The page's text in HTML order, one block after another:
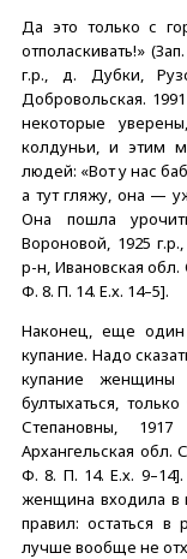
Да это только с
отполаскивать!»
г.р., д. Дубки,
Добровольская.
некоторые
колдуньи, и этим
людей: «Вот у нас
а тут гляжу, она —
Она пошла
Вороновой, 1925
р-н, Ивановская обл.
Ф. 8. П. 14. Е.х. 14–5].
Наконец, еще
купание. Надо
купание
бултыхаться,
Степановны,
Архангельская обл.
Ф. 8. П. 14. Е.х.
женщина входила в
правил: остаться
лучше вообще не